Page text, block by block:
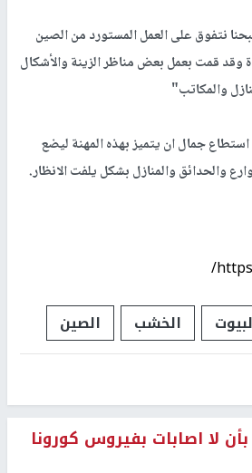
نتفوق على العمل المستورد من الصين
وقد قمت بعمل بعض مناظر الزينة والأشكال
والمكاتب"
استطاع جمال ان يتميز بهذه المهنة ليضع
والحدائق والمنازل بشكل يلفت الانظار.
الخشب الصين
لا اصابات بفيروس كورونا